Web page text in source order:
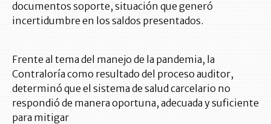
documentos soporte, situación que generó
incertidumbre en los saldos presentados.
Frente al tema del manejo de la pandemia, la
Contraloría como resultado del proceso auditor,
determinó que el sistema de salud carcelario no
respondió de manera oportuna, adecuada y suficiente
para mitigar